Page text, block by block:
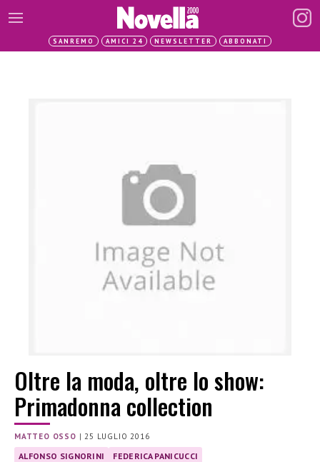
SANREMO AMICI 24 NEWSLETTER ABBONATI
Oltre la moda, oltre lo show:
Primadonna collection
MATTEO OSSO | 25 LUGLIO 2016
ALFONSO SIGNORINI FEDERICA PANICUCCI